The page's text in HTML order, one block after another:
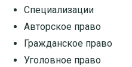
Специализации
Авторское право
Гражданское право
Уголовное право